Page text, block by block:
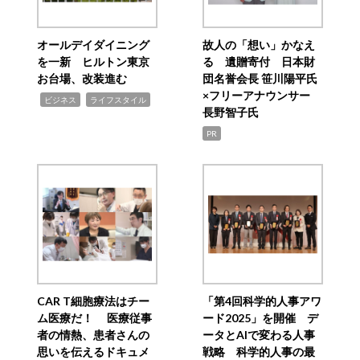
オールデイダイニング
を一新 ヒルトン東京
お台場、改装進む
ビジネス ライフスタイル
故人の「想い」かなえ
る 遺贈寄付 日本財
団名誉会長 笹川陽平氏
×フリーアナウンサー
長野智子氏
PR
CAR T細胞療法はチー
ム医療だ！ 医療従事
者の情熱、患者さんの
思いを伝えるドキュメ
「第4回科学的人事アワ
ード2025」を開催 デ
ータとAIで変わる人事
戦略 科学的人事の最